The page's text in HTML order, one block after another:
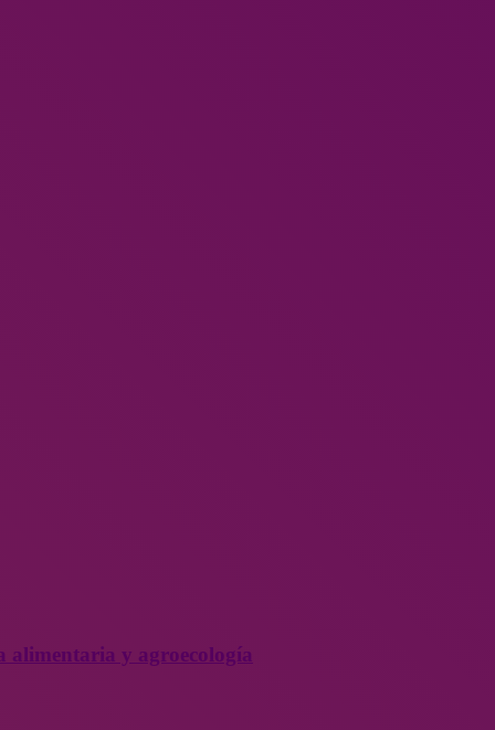
alimentaria y agroecología